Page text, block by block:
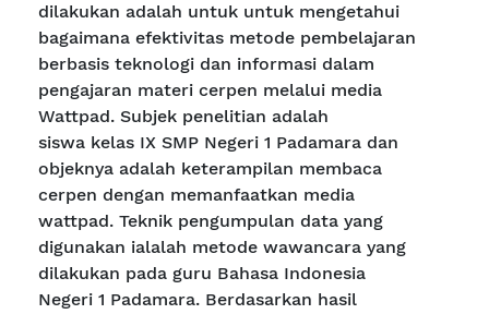
dilakukan adalah untuk untuk mengetahui
bagaimana efektivitas metode pembelajaran
berbasis teknologi dan informasi dalam
pengajaran materi cerpen melalui media
Wattpad. Subjek penelitian adalah
siswa kelas IX SMP Negeri 1 Padamara dan
objeknya adalah keterampilan membaca
cerpen dengan memanfaatkan media
wattpad. Teknik pengumpulan data yang
digunakan ialalah metode wawancara yang
dilakukan pada guru Bahasa Indonesia
Negeri 1 Padamara. Berdasarkan hasil